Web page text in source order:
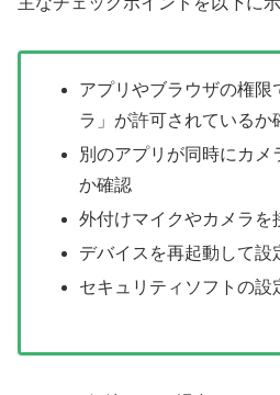
アプリやブラウザの権限
ラ」が許可されているか
別のアプリが同時にカメ
か確認
外付けマイクやカメラを
デバイスを再起動して設
セキュリティソフトの設